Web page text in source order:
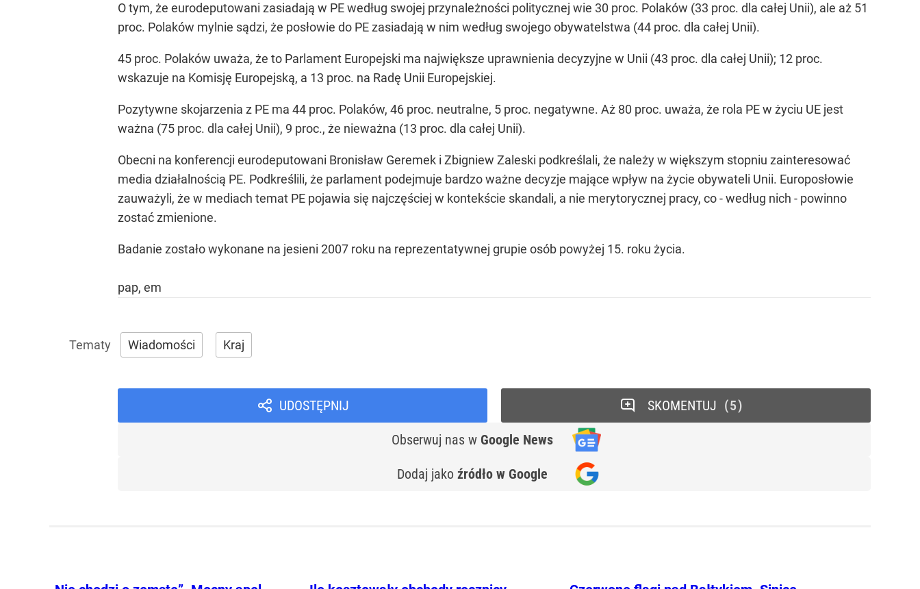
O tym, że eurodeputowani zasiadają w PE według swojej przynależności politycznej wie 30 proc. Polaków (33 proc. dla całej Unii), ale aż 51
proc. Polaków mylnie sądzi, że posłowie do PE zasiadają w nim według swojego obywatelstwa (44 proc. dla całej Unii).
45 proc. Polaków uważa, że to Parlament Europejski ma największe uprawnienia decyzyjne w Unii (43 proc. dla całej Unii); 12 proc.
wskazuje na Komisję Europejską, a 13 proc. na Radę Unii Europejskiej.
Pozytywne skojarzenia z PE ma 44 proc. Polaków, 46 proc. neutralne, 5 proc. negatywne. Aż 80 proc. uważa, że rola PE w życiu UE jest
ważna (75 proc. dla całej Unii), 9 proc., że nieważna (13 proc. dla całej Unii).
Obecni na konferencji eurodeputowani Bronisław Geremek i Zbigniew Zaleski podkreślali, że należy w większym stopniu zainteresować
media działalnością PE. Podkreślili, że parlament podejmuje bardzo ważne decyzje mające wpływ na życie obywateli Unii. Europosłowie
zauważyli, że w mediach temat PE pojawia się najczęściej w kontekście skandali, a nie merytorycznej pracy, co - według nich - powinno
zostać zmienione.
Badanie zostało wykonane na jesieni 2007 roku na reprezentatywnej grupie osób powyżej 15. roku życia.
pap, em
Wiadomości Kraj
UDOSTĘPNIJ
Obserwuj nas w Google News
Dodaj jako źródło w Google
SKOMENTUJ 5